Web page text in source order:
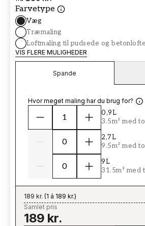
Farvetype
Væg
Træmaling
Loftmaling til pudsede og
VIS FLERE MULIGHEDER
Spande
Hvor meget maling har du brug for?
0,9L
3.5m² med
2,7L
9.5m² med
9L
31.5m² med
189 kr. (1 á 189 kr.)
Samlet pris
189 kr.